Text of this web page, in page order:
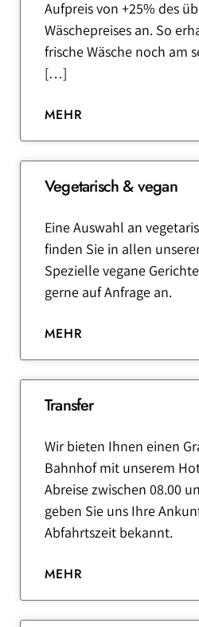
Aufpreis von +25% des
Wäschepreises an. So
frische Wäsche noch am
[…]
MEHR
Vegetarisch & vegan
Eine Auswahl an
finden Sie in allen
Spezielle vegane
gerne auf Anfrage an.
MEHR
Transfer
Wir bieten Ihnen einen
Bahnhof mit unserem
Abreise zwischen 08.00
geben Sie uns Ihre
Abfahrtszeit bekannt.
MEHR